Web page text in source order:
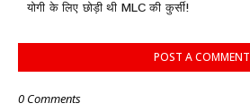
योगी के लिए छोड़ी थी MLC की कुर्सी!
POST A COMMENT
0 Comments